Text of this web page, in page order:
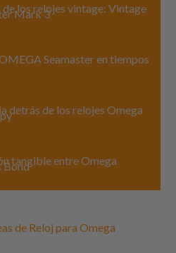
los relojes vintage: Vintage
Mark 3
Seamaster en tiempos
detrás de los relojes Omega
tangible entre Omega
Bond
de Reloj para Omega